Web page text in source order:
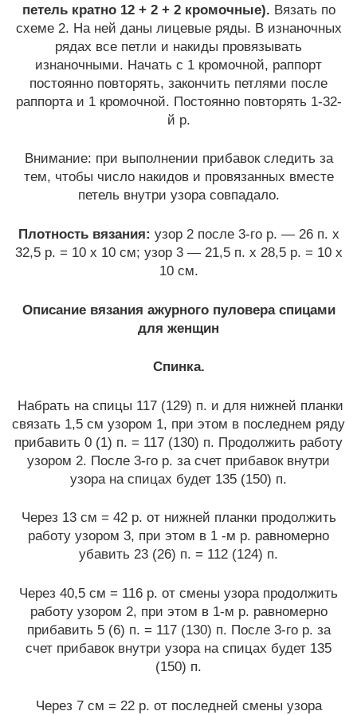
петель кратно 12 + 2 + 2 кромочные). Вязать по
схеме 2. На ней даны лицевые ряды. В изнаночных
рядах все петли и накиды провязывать
изнаночными. Начать с 1 кромочной, раппорт
постоянно повторять, закончить петлями после
раппорта и 1 кромочной. Постоянно повторять 1-32-
й р.
Внимание: при выполнении прибавок следить за
тем, чтобы число накидов и провязанных вместе
петель внутри узора совпадало.
Плотность вязания: узор 2 после 3-го р. — 26 п. х
32,5 р. = 10 х 10 см; узор 3 — 21,5 п. х 28,5 р. = 10 х
10 см.
Описание вязания ажурного пуловера спицами
для женщин
Спинка.
Набрать на спицы 117 (129) п. и для нижней планки
связать 1,5 см узором 1, при этом в последнем ряду
прибавить 0 (1) п. = 117 (130) п. Продолжить работу
узором 2. После 3-го р. за счет прибавок внутри
узора на спицах будет 135 (150) п.
Через 13 см = 42 р. от нижней планки продолжить
работу узором 3, при этом в 1 -м р. равномерно
убавить 23 (26) п. = 112 (124) п.
Через 40,5 см = 116 р. от смены узора продолжить
работу узором 2, при этом в 1-м р. равномерно
прибавить 5 (6) п. = 117 (130) п. После 3-го р. за
счет прибавок внутри узора на спицах будет 135
(150) п.
Через 7 см = 22 р. от последней смены узора